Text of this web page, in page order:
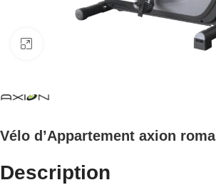
Vélo d’Appartement axion roma
Description